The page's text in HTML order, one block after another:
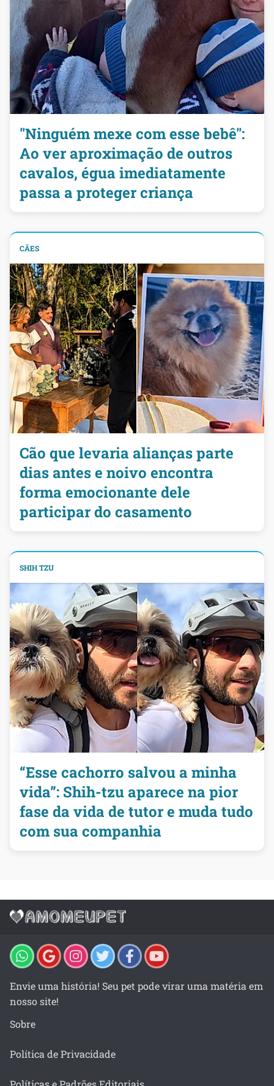
"Ninguém mexe com esse bebê":
Ao ver aproximação de outros
cavalos, égua imediatamente
passa a proteger criança
CÃES
Cão que levaria alianças parte
dias antes e noivo encontra
forma emocionante dele
participar do casamento
SHIH TZU
“Esse cachorro salvou a minha
vida”: Shih-tzu aparece na pior
fase da vida de tutor e muda tudo
com sua companhia
Envie uma história! Seu pet pode virar uma matéria em
nosso site!
Sobre
Política de Privacidade